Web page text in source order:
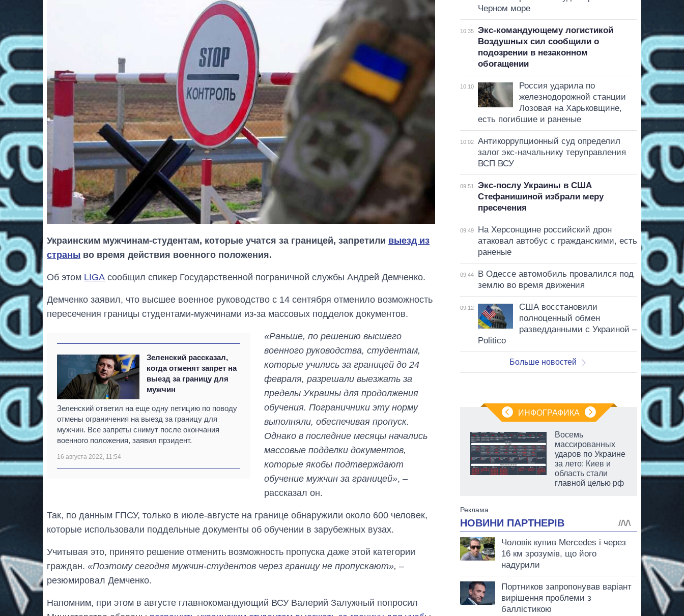
Украинским мужчинам-студентам, которые учатся за границей, запретили выезд из
страны во время действия военного положения.
Об этом LIGA сообщил спикер Государственной пограничной службы Андрей Демченко.
Демченко заявил, что высшее военное руководство с 14 сентября отменило возможность
пересечения границы студентами-мужчинами из-за массовых подделок документов.
Зеленский рассказал,
когда отменят запрет на
выезд за границу для
мужчин
Зеленский ответил на еще одну петицию по поводу
отмены ограничения на выезд за границу для
мужчин. Все запреты снимут после окончания
военного положения, заявил прзидент.
16 августа 2022, 11:54
«Раньше, по решению высшего
военного руководства, студентам,
которые учились за границей до 24
февраля, разрешали выезжать за
пределы Украины для продолжения
обучения. Пограничники эту норму
выполняли, обеспечивая пропуск.
Однако в последние месяцы начались
массовые подделки документов,
которые якобы подтверждают
обучение мужчин за границей», –
рассказал он.
Так, по данным ГПСУ, только в июле-августе на границе обнаружили около 600 человек,
которые использовали поддельные документы об обучении в зарубежных вузах.
Учитывая это, принято решение отменить возможность пропуска даже этой категории
граждан. «Поэтому сегодня мужчин-студентов через границу не пропускают», –
резюмировал Демченко.
Напомним, при этом в августе главнокомандующий ВСУ Валерий Залужный попросил
Черном море
10:35
Экс-командующему логистикой
Воздушных сил сообщили о
подозрении в незаконном
обогащении
10:10
Россия ударила по
железнодорожной станции
Лозовая на Харьковщине,
есть погибшие и раненые
10:02
Антикоррупционный суд определил
залог экс-начальнику теруправления
ВСП ВСУ
09:51
Экс-послу Украины в США
Стефанишиной избрали меру
пресечения
09:49
На Херсонщине российский дрон
атаковал автобус с гражданскими, есть
раненые
09:44
В Одессе автомобиль провалился под
землю во время движения
09:12
США восстановили
полноценный обмен
разведданными с Украиной –
Politico
Больше новостей
ИНФОГРАФИКА
Как выросли
холодную воду в
городах Украины
на начало августа
Восемь
массированных
ударов по Украине
за лето: Киев и
область стали
главной целью рф